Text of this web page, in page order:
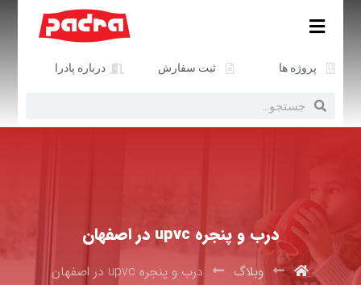
پروژه ها ثبت سفارش درباره پادرا
درب و پنجره upvc در اصفهان
وبلاگ درب و پنجره upvc در اصفهان